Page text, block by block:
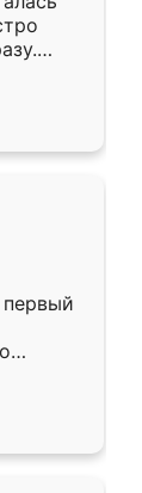
к
даже
раз